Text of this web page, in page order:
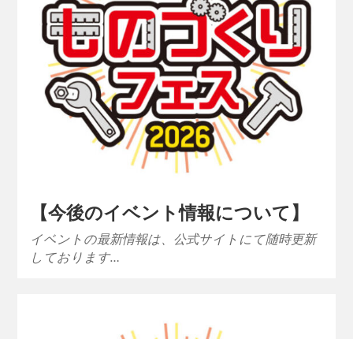
【今後のイベント情報について】
イベントの最新情報は、公式サイトにて随時更新
しております…